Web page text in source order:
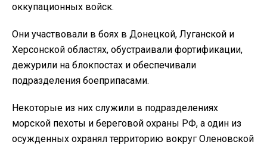
оккупационных войск.
Они участвовали в боях в Донецкой, Луганской и
Херсонской областях, обустраивали фортификации,
дежурили на блокпостах и обеспечивали
подразделения боеприпасами.
Некоторые из них служили в подразделениях
морской пехоты и береговой охраны РФ, а один из
осужденных охранял территорию вокруг Оленовской